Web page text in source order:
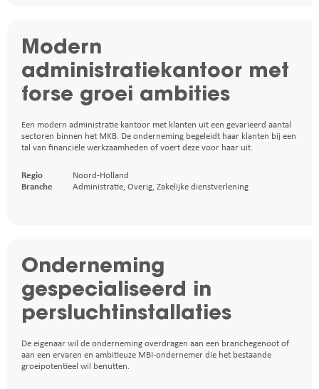
Modern
administratiekantoor met
forse groei ambities
Een modern administratie kantoor met klanten uit een gevarieerd aantal
sectoren binnen het MKB. De onderneming begeleidt haar klanten bij een
tal van financiële werkzaamheden of voert deze voor haar uit.
Regio
Noord-Holland
Branche
Administratie, Overig, Zakelijke dienstverlening
Onderneming
gespecialiseerd in
persluchtinstallaties
De eigenaar wil de onderneming overdragen aan een branchegenoot of
aan een ervaren en ambitieuze MBI-ondernemer die het bestaande
groeipotentieel wil benutten.